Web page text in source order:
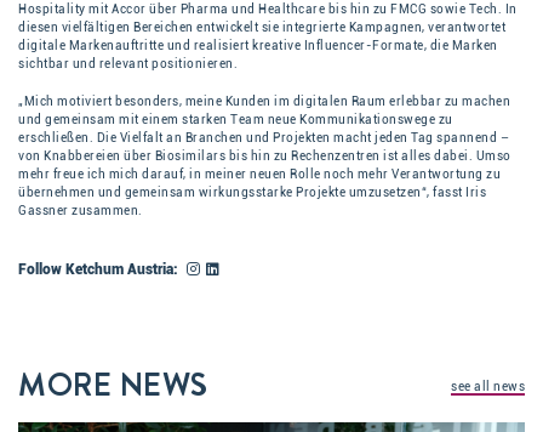
Hospitality mit Accor über Pharma und Healthcare bis hin zu FMCG sowie Tech. In
diesen vielfältigen Bereichen entwickelt sie integrierte Kampagnen, verantwortet
digitale Markenauftritte und realisiert kreative Influencer-Formate, die Marken
sichtbar und relevant positionieren.
„Mich motiviert besonders, meine Kunden im digitalen Raum erlebbar zu machen
und gemeinsam mit einem starken Team neue Kommunikationswege zu
erschließen. Die Vielfalt an Branchen und Projekten macht jeden Tag spannend –
von Knabbereien über Biosimilars bis hin zu Rechenzentren ist alles dabei. Umso
mehr freue ich mich darauf, in meiner neuen Rolle noch mehr Verantwortung zu
übernehmen und gemeinsam wirkungsstarke Projekte umzusetzen“, fasst Iris
Gassner zusammen.
Follow Ketchum Austria:
MORE NEWS see all news